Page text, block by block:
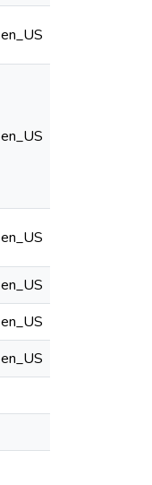
en_US
en_US
en_US
en_US
en_US
en_US